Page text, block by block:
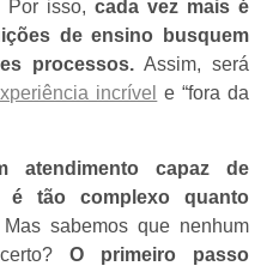
Por isso, cada vez mais é
de ensino busquem
processos. Assim, será
incrível
e “fora da
atendimento capaz de
é tão complexo quanto
sabemos que nenhum
O primeiro passo